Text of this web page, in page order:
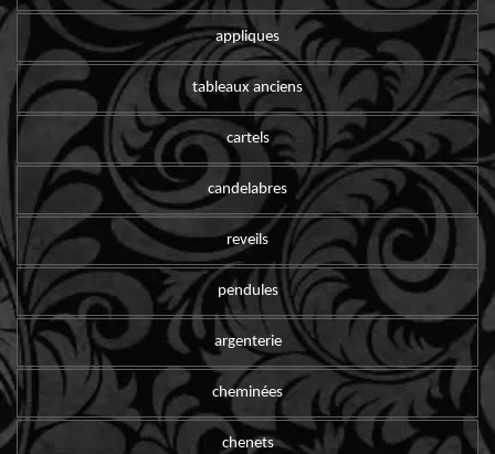
appliques
tableaux anciens
cartels
candelabres
reveils
pendules
argenterie
cheminées
chenets